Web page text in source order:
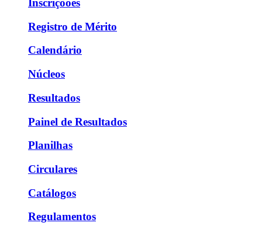
Inscriçõoes
Registro de Mérito
Calendário
Núcleos
Resultados
Painel de Resultados
Planilhas
Circulares
Catálogos
Regulamentos